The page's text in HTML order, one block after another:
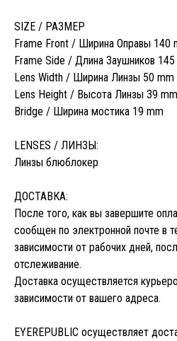
SIZE / РАЗМЕР
Frame Front / Ширина Оправы 140
Frame Side / Длина Заушников
Lens Width / Ширина Линзы 50 mm
Lens Height / Высота Линзы 39 mm
Bridge / Ширина мостика 19 mm
LENSES / ЛИНЗЫ:
Линзы блюблокер
ДОСТАВКА:
После того, как вы завершите
сообщен по электронной почте в
зависимости от рабочих дней,
отслеживание.
Доставка осуществляется
зависимости от вашего адреса.
EYEREPUBLIC осуществляет